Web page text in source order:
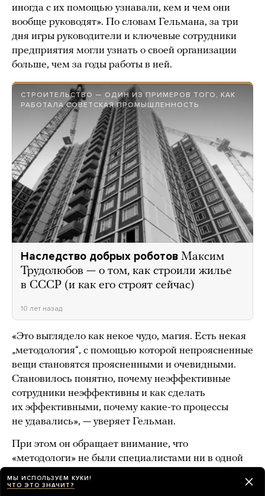
иногда с их помощью узнавали, кем и чем они
вообще руководят». По словам Гельмана, за три
дня игры руководители и ключевые сотрудники
предприятия могли узнать о своей организации
больше, чем за годы работы в ней.
СТРОИТЕЛЬСТВО — ОДИН ИЗ ПРИМЕРОВ ТОГО, КАК
РАБОТАЛА СОВЕТСКАЯ ПРОМЫШЛЕННОСТЬ
Наследство добрых роботов Максим
Трудолюбов — о том, как строили жилье
в СССР (и как его строят сейчас)
10 лет назад
«Это выглядело как некое чудо, магия. Есть некая
„методология“, с помощью которой непроясненные
вещи становятся проясненными и очевидными.
Становилось понятно, почему неэффективные
сотрудники неэффективны и как сделать
их эффективными, почему какие-то процессы
не удавались», — уверяет Гельман.
При этом он обращает внимание, что
«методологи» не были специалистами ни в одной
Именно поэтому, как ни парадоксально, они могли
МЫ ИСПОЛЬЗУЕМ КУКИ!
ЧТО ЭТО ЗНАЧИТ?